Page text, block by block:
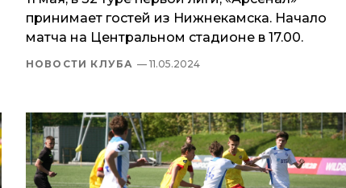
принимает гостей из Нижнекамска. Начало
матча на Центральном стадионе в 17.00.
НОВОСТИ КЛУБА — 11.05.2024